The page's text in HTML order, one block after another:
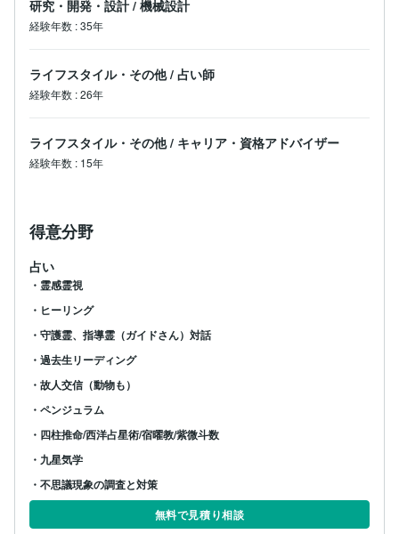
研究・開発・設計 / 機械設計
経験年数 :35年
ライフスタイル・その他 / 占い師
経験年数 :26年
ライフスタイル・その他 / キャリア・資格アドバイザー
経験年数 : 15年
得意分野
占い
・霊感霊視
・ヒーリング
・守護霊、指導霊（ガイドさん）対話
・過去生リーディング
・故人交信（動物も）
・ペンジュラム
・四柱推命/西洋占星術/宿曜教/紫微斗数
・九星気学
・不思議現象の調査と対策
無料で見積り相談